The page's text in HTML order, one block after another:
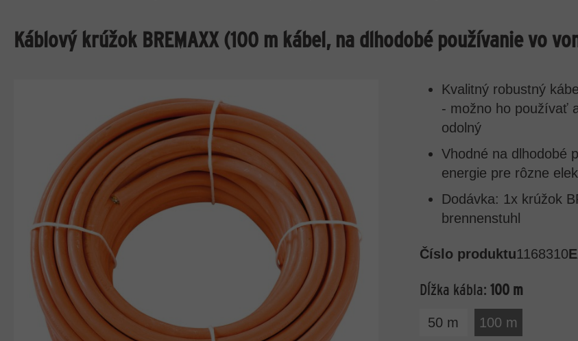
Káblový krúžok BREMAXX (100 m kábel, na dlhodobé používanie vo
Kvalitný robustný
- možno ho používať
odolný
Vhodné na dlhodobé
energie pre rôzne
Dodávka: 1x krúžok
brennenstuhl
Číslo produktu1168310
Dĺžka kábla: 100 m
50 m 100 m